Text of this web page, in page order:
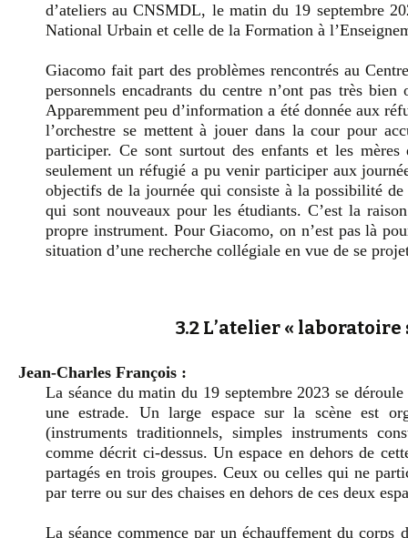
d’ateliers au CNSMDL, le matin du 19 septembre
National Urbain et celle de la Formation à
Giacomo fait part des problèmes rencontrés au
personnels encadrants du centre n’ont pas très
Apparemment peu d’information a été donnée aux
l’orchestre se mettent à jouer dans la cour pour
participer. Ce sont surtout des enfants et les
seulement un réfugié a pu venir participer aux
objectifs de la journée qui consiste à la possibilité
qui sont nouveaux pour les étudiants. C’est la
propre instrument. Pour Giacomo, on n’est pas là
situation d’une recherche collégiale en vue de se
3.2 L’atelier « laboratoire
Jean-Charles François :
La séance du matin du 19 septembre 2023 se
une estrade. Un large espace sur la scène est
(instruments traditionnels, simples instruments
comme décrit ci-dessus. Un espace en dehors de
partagés en trois groupes. Ceux ou celles qui ne
par terre ou sur des chaises en dehors de ces deux
La séance commence par un échauffement du